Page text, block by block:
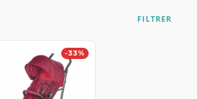
FILTRER
-33%